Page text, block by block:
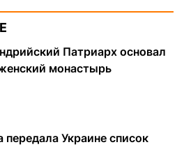
Патриарх основал
монастырь
Украине список